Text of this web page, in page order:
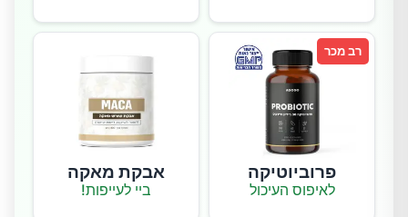
רב מכר
פרוביוטיקה
לאיפוס העיכול
אבקת מאקה
ביי לעייפות!